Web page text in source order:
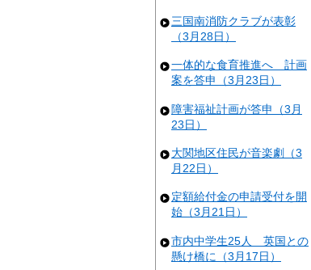
三国南消防クラブが表彰
（3月28日）
一体的な食育推進へ 計画
案を答申（3月23日）
障害福祉計画が答申（3月
23日）
大関地区住民が音楽劇（3
月22日）
定額給付金の申請受付を開
始（3月21日）
市内中学生25人 英国との
懸け橋に（3月17日）